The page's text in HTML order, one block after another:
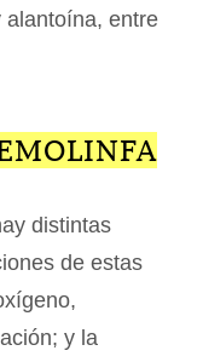
alantoína, entre
distintas
de estas
y la